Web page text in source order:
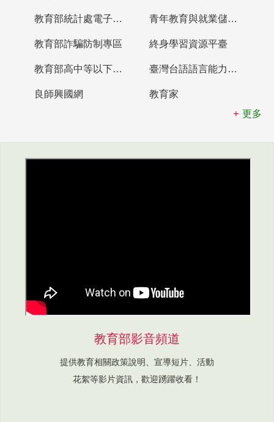
教育部統計處電子書櫃 青年教育與就業儲蓄帳戶
教育部詐騙防制專區 終身學習資源平臺
教育部高中等以下學校及幼兒園教師資格檢定考試 臺灣台語語言能力認證網站
良師興國網
教育家
更多
教育部影音頻道
提供教育相關政策說明、宣導短片、活動
花絮等影片資訊，歡迎踴躍收看！